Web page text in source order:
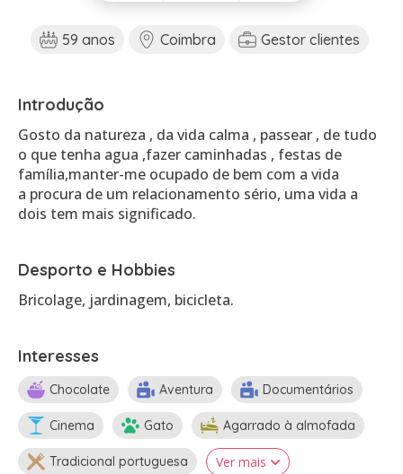
59 anos Coimbra Gestor clientes
Introdução
Gosto da natureza , da vida calma , passear , de tudo
o que tenha agua ,fazer caminhadas , festas de
família,manter-me ocupado de bem com a vida
a procura de um relacionamento sério, uma vida a
dois tem mais significado.
Desporto e Hobbies
Bricolage, jardinagem, bicicleta.
Interesses
Chocolate Aventura Documentários
Cinema Gato Agarrado à almofada
Tradicional portuguesa Ver mais